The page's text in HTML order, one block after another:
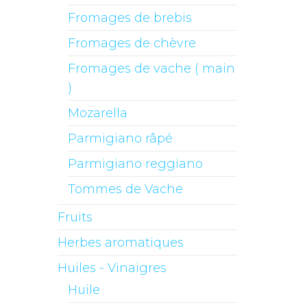
Fromages de brebis
Fromages de chèvre
Fromages de vache ( main
)
Mozarella
Parmigiano râpé
Parmigiano reggiano
Tommes de Vache
Fruits
Herbes aromatiques
Huiles - Vinaigres
Huile